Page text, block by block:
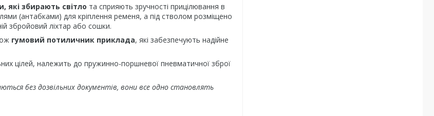
збирають світло та сприяють зручності прицілювання в
(антабками) для кріплення ременя, а під стволом розміщено
збройовий ліхтар або сошки.
гумовий потиличник приклада, які забезпечують надійне
цілей, належить до пружинно-поршневої пневматичної зброї
без дозвільних документів, вони все одно становлять